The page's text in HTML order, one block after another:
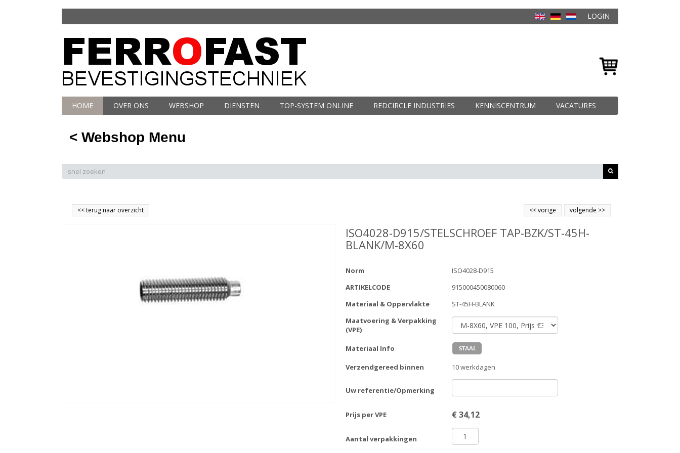
LOGIN
HOME OVER ONS WEBSHOP DIENSTEN TOP-SYSTEM ONLINE REDCIRCLE INDUSTRIES KENNISCENTRUM VACATURES
< Webshop Menu
<<terug naar overzicht volgende >>
<<vorige
ISO4028-D915/STELSCHROEF TAP-BZK/ST-45H-
BLANK/M-8X60
Norm
ISO4028-D915
ARTIKELCODE
915000450080060
Materiaal & Oppervlakte
ST-45H-BLANK
Maatvoering & Verpakking
(VPE)
Materiaal Info
Verzendgereed binnen 10 werkdagen
Uw referentie/Opmerking
Prijs per VPE €34,12
Aantal verpakkingen